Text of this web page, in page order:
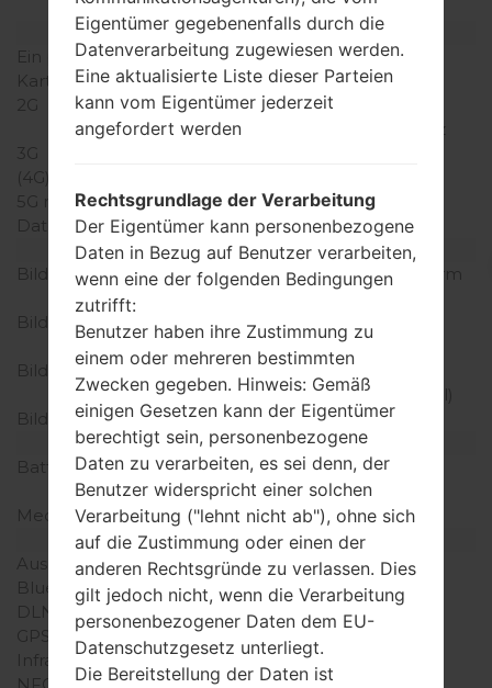
(dedizierter Slot)
Netzwerk und Daten
Ein paar Plätze für SIM-
Karten
Mini-SIM
2G
GSM
850/900/1800/1900MHz
3G
(4G) LTE
5G network
-
Daten
GPRS/EDGE
Anzeige
Bildschirmgröße
2.8 Zoll (~39.1% Bildschirm
Bildschirmtyp
AMOLED kapazitiver
Touchscreen
Bildschirmerweiterung
240 x 400 Pixel (~167
Dichte der Pixel pro Zoll)
Bildschirmfarben
16M Farben
Batterie und Tastatur
Batteriekapazität
Abnehmbar Li-Ion 960
mAh
Mechanische Tastatur
-
Interfaces
Ausgabe für Audio
3.5mm jack
Bluetooth
Version 2.0, A2DP
DLNA
-
GPS
Ja, mit A-GPS
Infrarotanschluss
-
Eigentümer gegebenenfalls durch die
Datenverarbeitung zugewiesen werden.
Eine aktualisierte Liste dieser Parteien
kann vom Eigentümer jederzeit
angefordert werden
Rechtsgrundlage der Verarbeitung
Der Eigentümer kann personenbezogene
Daten in Bezug auf Benutzer verarbeiten,
wenn eine der folgenden Bedingungen
zutrifft:
Benutzer haben ihre Zustimmung zu
einem oder mehreren bestimmten
Zwecken gegeben. Hinweis: Gemäß
einigen Gesetzen kann der Eigentümer
berechtigt sein, personenbezogene
Daten zu verarbeiten, es sei denn, der
Benutzer widerspricht einer solchen
Verarbeitung ("lehnt nicht ab"), ohne sich
auf die Zustimmung oder einen der
anderen Rechtsgründe zu verlassen. Dies
gilt jedoch nicht, wenn die Verarbeitung
personenbezogener Daten dem EU-
Datenschutzgesetz unterliegt.
Die Bereitstellung der Daten ist